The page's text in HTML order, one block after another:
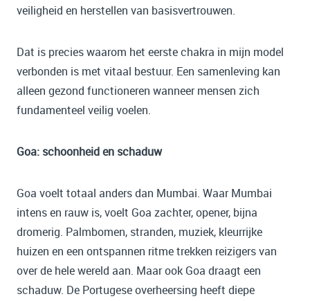
veiligheid en herstellen van basisvertrouwen.
Dat is precies waarom het eerste chakra in mijn model
verbonden is met vitaal bestuur. Een samenleving kan
alleen gezond functioneren wanneer mensen zich
fundamenteel veilig voelen.
Goa: schoonheid en schaduw
Goa voelt totaal anders dan Mumbai. Waar Mumbai
intens en rauw is, voelt Goa zachter, opener, bijna
dromerig. Palmbomen, stranden, muziek, kleurrijke
huizen en een ontspannen ritme trekken reizigers van
over de hele wereld aan. Maar ook Goa draagt een
schaduw. De Portugese overheersing heeft diepe